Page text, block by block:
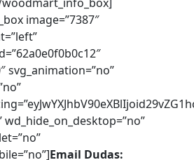
image=”7387″
svg_animation=”no”
wd_hide_on_desktop=”no”
Email Dudas: